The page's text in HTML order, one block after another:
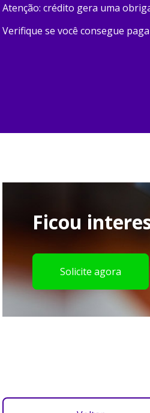
Atenção: crédito gera uma
Verifique se você consegue
Ficou
Solicite agora